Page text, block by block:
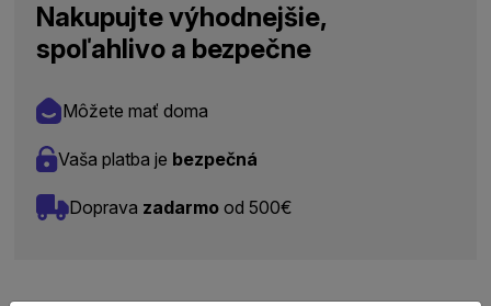
Nakupujte výhodnejšie,
spoľahlivo a bezpečne
Môžete mať doma
Vaša platba je bezpečná
Doprava zadarmo od 500€